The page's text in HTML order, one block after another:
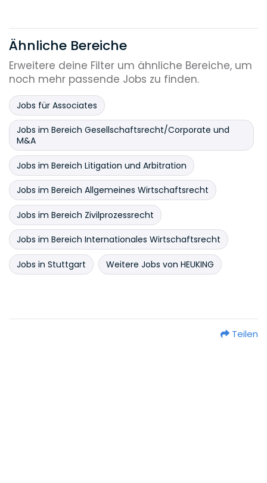
Ähnliche Bereiche
Erweitere deine Filter um ähnliche Bereiche, um
noch mehr passende Jobs zu finden.
Jobs für Associates
Jobs im Bereich Gesellschaftsrecht/Corporate und
M&A
Jobs im Bereich Litigation und Arbitration
Jobs im Bereich Allgemeines Wirtschaftsrecht
Jobs im Bereich Zivilprozessrecht
Jobs im Bereich Internationales Wirtschaftsrecht
Jobs in Stuttgart Weitere Jobs von HEUKING
Teilen